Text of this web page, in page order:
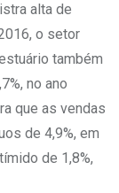
alta de
o setor
também
no ano
que as vendas
de 4,9%, em
de 1,8%,